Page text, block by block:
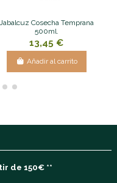
Jabalcuz Cosecha Temprana
500ml.
13,45 €
Añadir al carrito
de 150€ **